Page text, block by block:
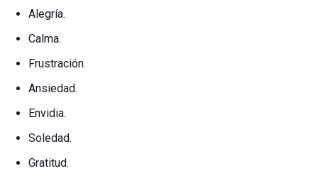
Alegría.
Calma.
Frustración.
Ansiedad.
Envidia.
Soledad.
Gratitud.